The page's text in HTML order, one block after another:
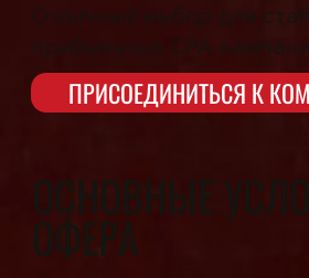
Отличный выбор для
прибыльных CPA-
ПРИСОЕДИНИТЬСЯ К
ОСНОВНЫЕ
ОФЕРА